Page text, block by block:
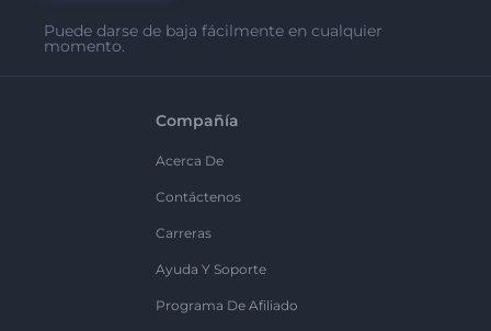
Puede darse de baja fácilmente en cualquier
momento.
Compañía
Acerca De
Contáctenos
Carreras
Ayuda Y Soporte
Programa De Afiliado